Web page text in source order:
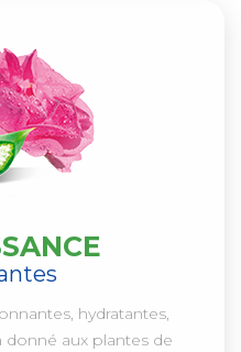
hydratantes,
donné aux plantes de